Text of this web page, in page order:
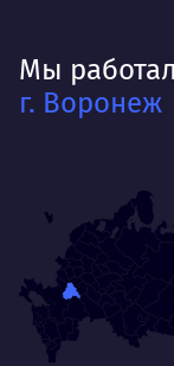
Мы
г. Воронеж